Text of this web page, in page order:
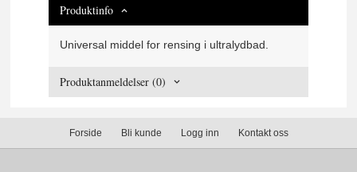
Produktinfo
Universal middel for rensing i ultralydbad.
Produktanmeldelser (0)
Forside Bli kunde Logg inn Kontakt oss